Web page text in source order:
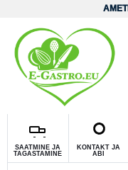
SAATMINE JA
TAGASTAMINE
KONTAKT JA
ABI